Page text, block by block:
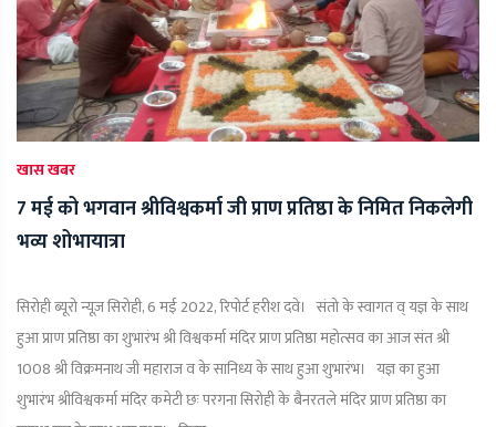
खास खबर
7 मई को भगवान श्रीविश्वकर्मा जी प्राण प्रतिष्ठा के निमित निकलेगी
भव्य शोभायात्रा
सिरोही ब्यूरो न्यूज़ सिरोही, 6 मई 2022, रिपोर्ट हरीश दवे। संतो के स्वागत व् यज्ञ के साथ
हुआ प्राण प्रतिष्ठा का शुभारंभ श्री विश्वकर्मा मंदिर प्राण प्रतिष्ठा महोत्सव का आज संत श्री
1008 श्री विक्रमनाथ जी महाराज व के सानिध्य के साथ हुआ शुभारंभ। यज्ञ का हुआ
शुभारंभ श्रीविश्वकर्मा मंदिर कमेटी छः परगना सिरोही के बैनरतले मंदिर प्राण प्रतिष्ठा का